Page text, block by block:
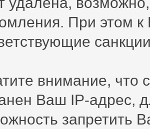
При этом
внимание, что
Ваш IP-адрес,
запретить